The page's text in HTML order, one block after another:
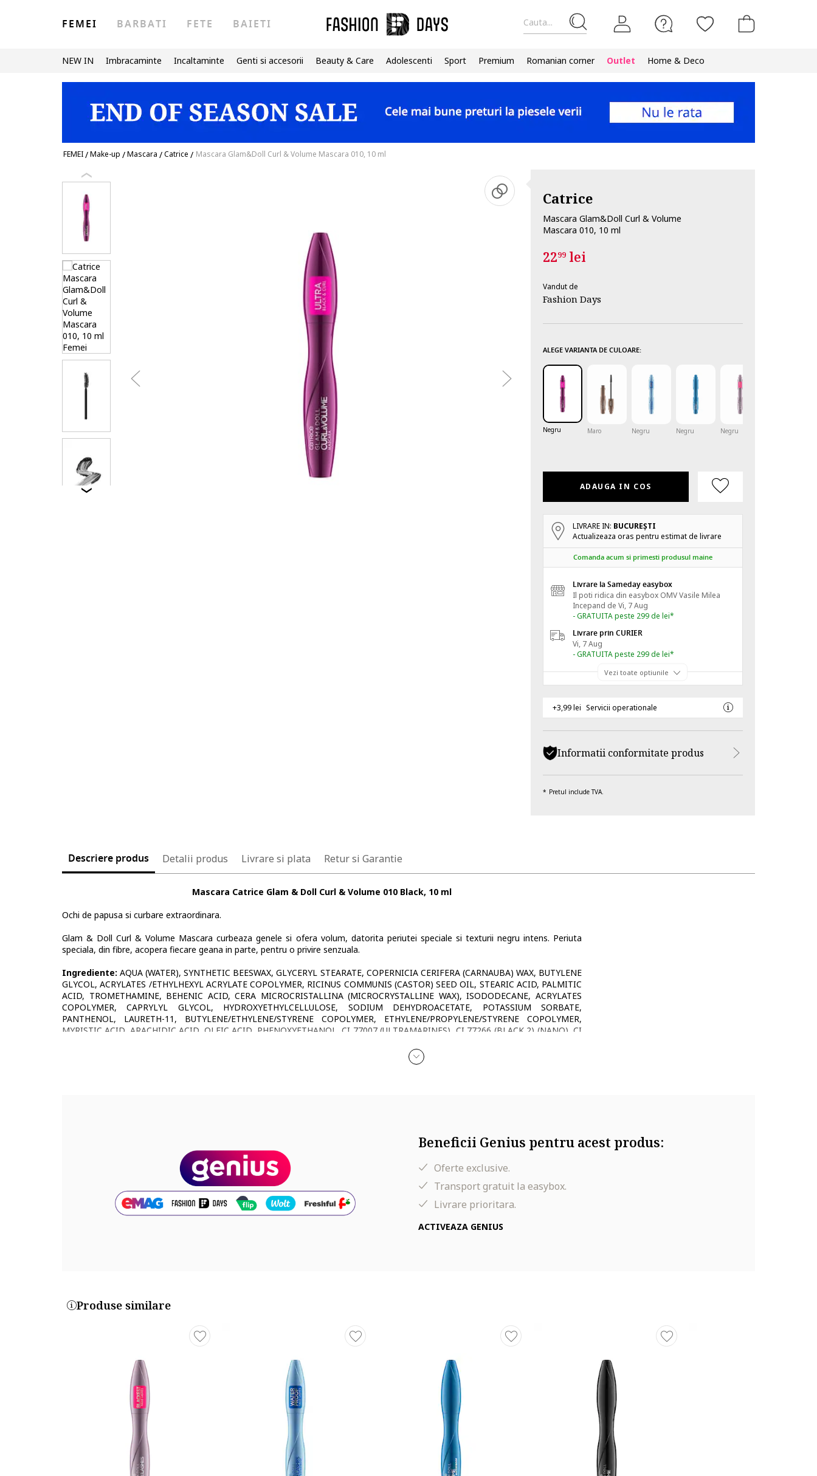
Cauta...
FEMEI BARBATI FETE BAIETI
NEW IN Imbracaminte Incaltaminte Genti si accesorii Beauty & Care Adolescenti Sport Premium Romanian corner Outlet Home & Deco
FEMEI/Make-up /Mascara /Catrice / Mascara Glam&Doll Curl & Volume Mascara 010, 10 ml
Catrice
Mascara Glam&Doll Curl & Volume
Mascara 010, 10 ml
2299lei
Vandut de
Fashion Days
ALEGE VARIANTA DE CULOARE:
Negru Maro Negru Negru Negru
ADAUGA IN COS
LIVRARE IN: BUCUREŞTI
Actualizeaza oras pentru estimat de livrare
Comanda acum si primesti produsul maine
Livrare la Sameday easybox
Il poti ridica din easybox OMV Vasile Milea
Incepand de Vi, 7 Aug
- GRATUITA peste 299 de lei*
Livrare prin CURIER
Vi, 7 Aug
- GRATUITA peste 299 de lei*
Vezi toate optiunile
+3,99 lei Servicii operationale
Informatii conformitate produs
Pretul include TVA.
Descriere produs Detalii produs Livrare si plata Retur si Garantie
Mascara Catrice Glam & Doll Curl & Volume 010 Black, 10 ml
Ochi de papusa si curbare extraordinara.
Glam & Doll Curl & Volume Mascara curbeaza genele si ofera volum, datorita periutei speciale si texturii negru intens. Periuta
speciala, din fibre, acopera fiecare geana in parte, pentru o privire senzuala.
Ingrediente:AQUA (WATER), SYNTHETIC BEESWAX, GLYCERYL STEARATE, COPERNICIA CERIFERA (CARNAUBA) WAX, BUTYLENE
GLYCOL, ACRYLATES /ETHYLHEXYL ACRYLATE COPOLYMER, RICINUS COMMUNIS (CASTOR) SEED OIL, STEARIC ACID, PALMITIC
ACID, TROMETHAMINE, BEHENIC ACID, CERA MICROCRISTALLINA (MICROCRYSTALLINE WAX), ISODODECANE, ACRYLATES
COPOLYMER, CAPRYLYL GLYCOL, HYDROXYETHYLCELLULOSE, SODIUM DEHYDROACETATE, POTASSIUM SORBATE,
PANTHENOL, LAURETH-11, BUTYLENE/ETHYLENE/STYRENE COPOLYMER, ETHYLENE/PROPYLENE/STYRENE COPOLYMER,
MYRISTIC ACID, ARACHIDIC ACID, OLEIC ACID, PHENOXYETHANOL, CI 77007 (ULTRAMARINES), CI 77266 (BLACK 2) (NANO), CI
Catriceincanta orice femeie careia ii place sa se fardeze. Produse de prim rang, ambalaje luxoase si preturi
atractive – aceasta este Catrice, cosmetica inspirata de actualele trenduri mondiale in machiaj! Datorita paletei largi de culori,
puteti crea cu mare usurinta un machiaj in stil extravagant sau clasic. Filozofia brand-ului Catrice este de a prezenta efervescenta,
diversitate si varietate, accesibile oricarei femei!
Brand-ul Catrice este indragit si pentru editiile sale limitate exclusive, create conform tendintelor prezentate la defilarile de moda.
Beneficii Genius pentru acest produs:
Oferte exclusive.
Transport gratuit la easybox.
Livrare prioritara.
ACTIVEAZA GENIUS
Produse similare